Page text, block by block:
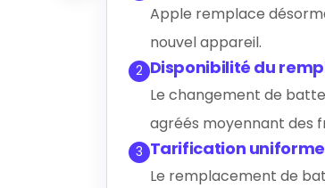
Apple remplace
nouvel appareil.
2 Disponibilité du
Le changement de
agréés moyennant des
3 Tarification
Le remplacement de